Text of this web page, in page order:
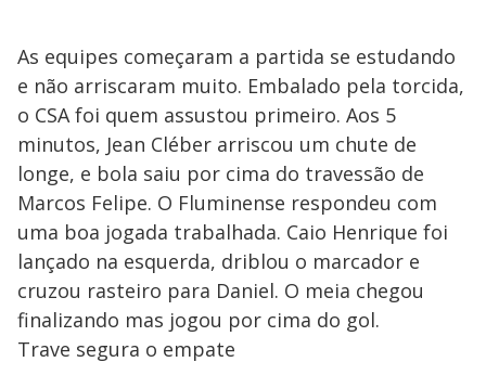
As equipes começaram a partida se estudando
e não arriscaram muito. Embalado pela torcida,
o CSA foi quem assustou primeiro. Aos 5
minutos, Jean Cléber arriscou um chute de
longe, e bola saiu por cima do travessão de
Marcos Felipe. O Fluminense respondeu com
uma boa jogada trabalhada. Caio Henrique foi
lançado na esquerda, driblou o marcador e
cruzou rasteiro para Daniel. O meia chegou
finalizando mas jogou por cima do gol.
Trave segura o empate